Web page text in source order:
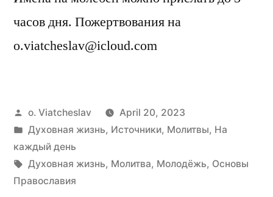
часов дня. Пожертвования на
o.viatcheslav@icloud.com
Posted
by
o. Viatcheslav
April 20, 2023
Posted
in
Духовная жизнь, Источники, Молитвы, На
каждый день
Tags:
Духовная жизнь, Молитва, Молодёжь, Основы
Православия